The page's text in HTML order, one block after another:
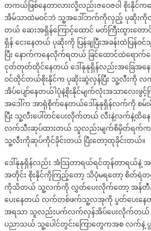
တကယ်ဖြစ်နေတာလားလို့လည်းဇဝေဇဝါ စိုးနို
အိမ်သာထဲမဝင်ဘဲ သူ့အဒေါ်ဘက်ကိုလှည့် ပုဆိုးကိုလှန်
တယ် ဆေးအရှိန်ကြောင့်ထောင် မတ်ကြီးထွားတော
ရှိန် ငေးနေတယ် ပုဆိုးကို ပြန်ချပြီးအခန်းထဲပြန်ဝ
ပြီး နောက်ကနေလိုက်ရတယ် ခြင်ထောင်ထဲရောက်
ငုတ်တုတ်ထိုင်နေတယ် ဒေါ်နုနုရှိန်လည်းအခြေအနေ
ဝင်ထိုင်တယ်စိုးနိုင်က ပုဆိုးဆွဲလှန်ပြီး သူ့လီးကို
အိပ်ပျော်နေတယ်ါပုံနဲ့စိုးနိုင်မျက်လုံးအသာလေး
အဒေါ်က အာရုံစိုက်နေတယ်ဒေါ်နုနုရှိန်လက်ကို စ
ပြီး သူ့လီးပေါ်တင်ပေးလိုက်တယ် လီးနဲ့လက်နဲ့ထိ
လက်သီးဆုပ်ထားတယ် သူလည်းမျက်စိမှိတ်ရက်ကလ
သူ့လီးကိုဆုပ်ကိုင်ခိုင်းတယ် ပြီးတော့ထုခိုင်းတယ်။
ဒေါ်နုနုရှိန်လည်း အံသြတာရယ်ရင်တုန်တာရယ်နဲ့ အ
အတိုင်း စိုးနိုင်ကိုကြည့်တော့ သိပုံမရတော့ စိတ်ရဲတ
ကိုသိတယ် သူ့လက်ကို လွှတ်ပေးလိုက်တော့ အန်တီ
ပေးနေတယ် လက်တစ်ဖက်သူ့လအုကို ပွတ်ပေးနေ
အရသာ သူလည်းပက်လက်လှန်အိပ်ပေးလိုက်တ
ပညာသယ် သူ့ပေါင်တွင်းကြောတွေကအစ လက်